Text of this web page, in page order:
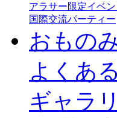
アラサー限定イベン
国際交流パーティー
おもの
よくあ
ギャラ